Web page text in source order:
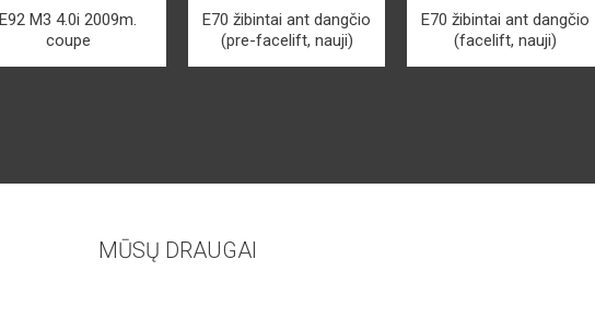
E92 M3 4.0i 2009m.
coupe
E70 žibintai ant dangčio
(pre-facelift, nauji)
E70 žibintai ant dangčio
(facelift, nauji)
MŪSŲ DRAUGAI